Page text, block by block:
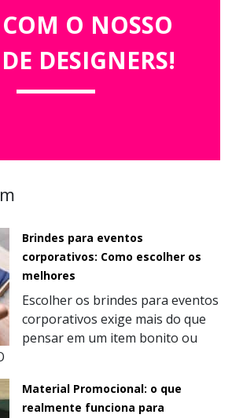
O NOSSO
DESIGNERS!
Brindes para eventos
corporativos: Como escolher os
melhores
Escolher os brindes para eventos
corporativos exige mais do que
pensar em um item bonito ou
Material Promocional: o que
realmente funciona para